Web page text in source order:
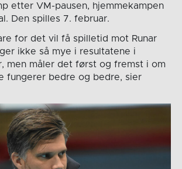
etter VM-pausen, hjemmekampen
Den spilles 7. februar.
for det vil få spilletid mot Runar
ikke så mye i resultatene i
men måler det først og fremst i om
fungerer bedre og bedre, sier